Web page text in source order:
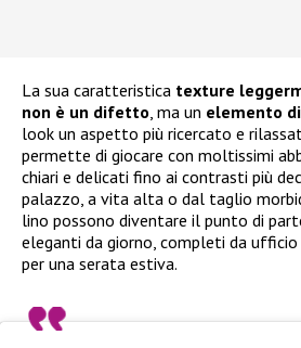
La sua caratteristica texture
non è un difetto, ma un elemento
look un aspetto più ricercato e
permette di giocare con moltissimi
chiari e delicati fino ai contrasti più
palazzo, a vita alta o dal taglio
lino possono diventare il punto di
eleganti da giorno, completi da
per una serata estiva.